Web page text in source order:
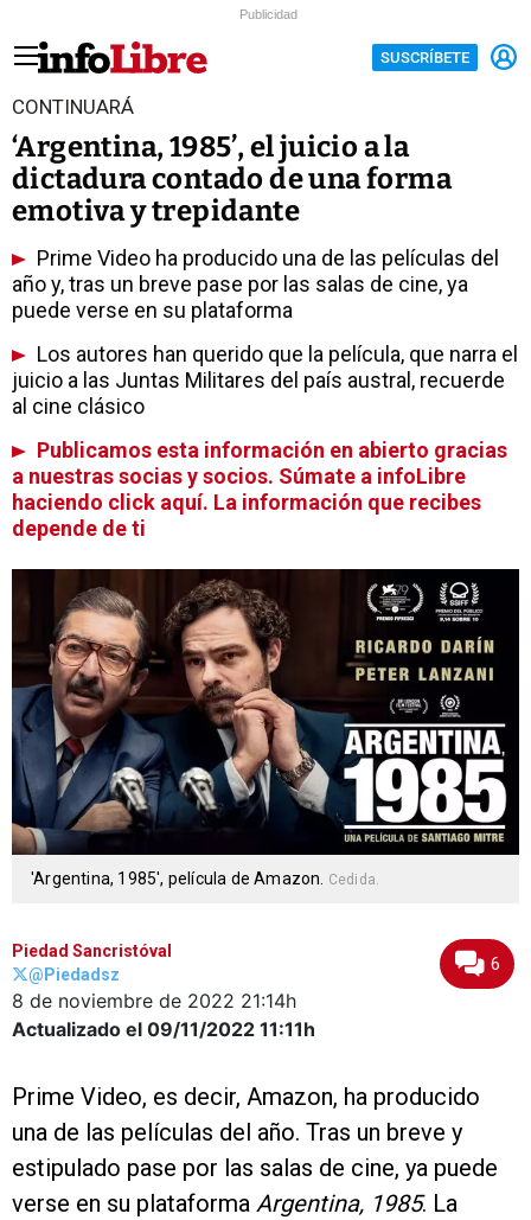
Publicidad
SUSCRÍBETE
CONTINUARÁ
‘Argentina, 1985’, el juicio a la
dictadura contado de una forma
emotiva y trepidante
Prime Video ha producido una de las películas del
año y, tras un breve pase por las salas de cine, ya
puede verse en su plataforma
Los autores han querido que la película, que narra el
juicio a las Juntas Militares del país austral, recuerde
al cine clásico
Publicamos esta información en abierto gracias
a nuestras socias y socios. Súmate a infoLibre
haciendo click aquí. La información que recibes
depende de ti
'Argentina, 1985', película de Amazon. Cedida.
Piedad Sancristóval
@Piedadsz
8 de noviembre de 2022 21:14h
Actualizado el 09/11/2022 11:11h
6
Prime Video, es decir, Amazon, ha producido
una de las películas del año. Tras un breve y
estipulado pase por las salas de cine, ya puede
verse en su plataforma Argentina, 1985. La